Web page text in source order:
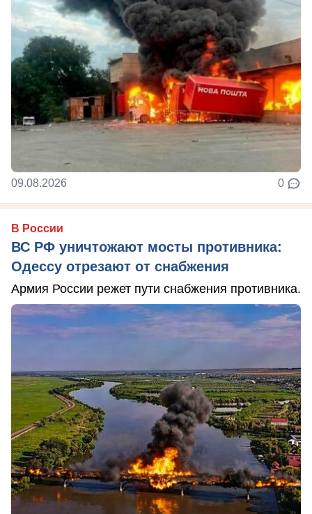
09.08.2026 0
В России
ВС РФ уничтожают мосты противника:
Одессу отрезают от снабжения
Армия России режет пути снабжения противника.